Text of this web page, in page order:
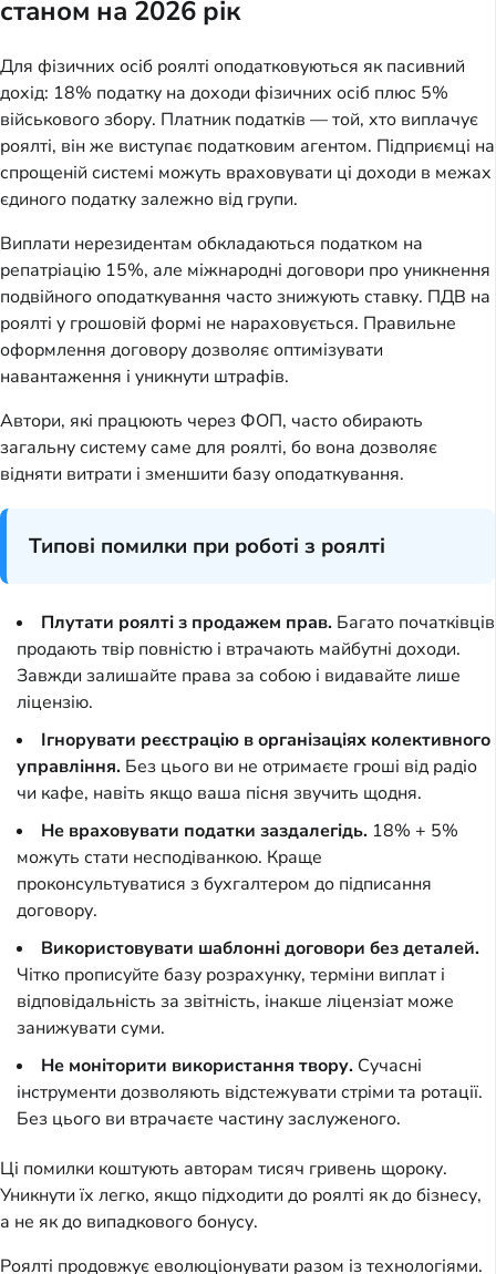
станом на 2026 рік
Для фізичних осіб роялті оподатковуються як пасивний
дохід: 18% податку на доходи фізичних осіб плюс 5%
військового збору. Платник податків — той, хто виплачує
роялті, він же виступає податковим агентом. Підприємці на
спрощеній системі можуть враховувати ці доходи в межах
єдиного податку залежно від групи.
Виплати нерезидентам обкладаються податком на
репатріацію 15%, але міжнародні договори про уникнення
подвійного оподаткування часто знижують ставку. ПДВ на
роялті у грошовій формі не нараховується. Правильне
оформлення договору дозволяє оптимізувати
навантаження і уникнути штрафів.
Автори, які працюють через ФОП, часто обирають
загальну систему саме для роялті, бо вона дозволяє
відняти витрати і зменшити базу оподаткування.
Типові помилки при роботі з роялті
Плутати роялті з продажем прав. Багато початківців
продають твір повністю і втрачають майбутні доходи.
Завжди залишайте права за собою і видавайте лише
ліцензію.
Ігнорувати реєстрацію в організаціях колективного
управління. Без цього ви не отримаєте гроші від радіо
чи кафе, навіть якщо ваша пісня звучить щодня.
Не враховувати податки заздалегідь. 18% + 5%
можуть стати несподіванкою. Краще
проконсультуватися з бухгалтером до підписання
договору.
Використовувати шаблонні договори без деталей.
Чітко прописуйте базу розрахунку, терміни виплат і
відповідальність за звітність, інакше ліцензіат може
занижувати суми.
Не моніторити використання твору. Сучасні
інструменти дозволяють відстежувати стріми та ротації.
Без цього ви втрачаєте частину заслуженого.
Ці помилки коштують авторам тисяч гривень щороку.
Уникнути їх легко, якщо підходити до роялті як до бізнесу,
а не як до випадкового бонусу.
Роялті продовжує еволюціонувати разом із технологіями.